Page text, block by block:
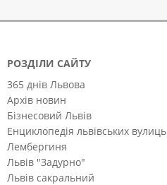
РОЗДІЛИ САЙТУ
365 днів Львова
Архів новин
Бізнесовий Львів
Енциклопедія львівських вулиць
Лембергиня
Львів "Задурно"
Львів сакральний